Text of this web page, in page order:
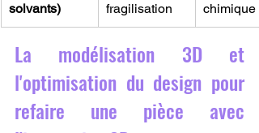
solvants)
fragilisation
chimique
La modélisation 3D et
l'optimisation du design pour
refaire une pièce avec